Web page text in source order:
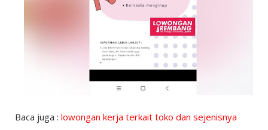
Baca juga : lowongan kerja terkait toko dan sejenisnya